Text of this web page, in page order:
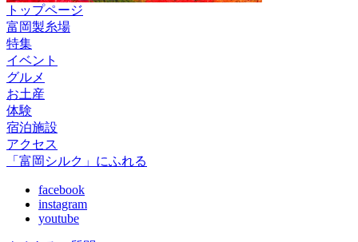
トップページ
富岡製糸場
特集
イベント
グルメ
お土産
体験
宿泊施設
アクセス
「富岡シルク」にふれる
facebook
instagram
youtube